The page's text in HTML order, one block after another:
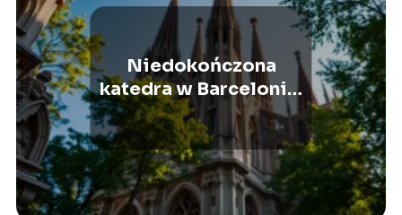
Niedokończona
katedra w Barcelonie:
historia Sagrada
Familia i jej przyszłość